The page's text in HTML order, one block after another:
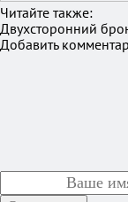
Читайте также:
Двухсторонний
Добавить